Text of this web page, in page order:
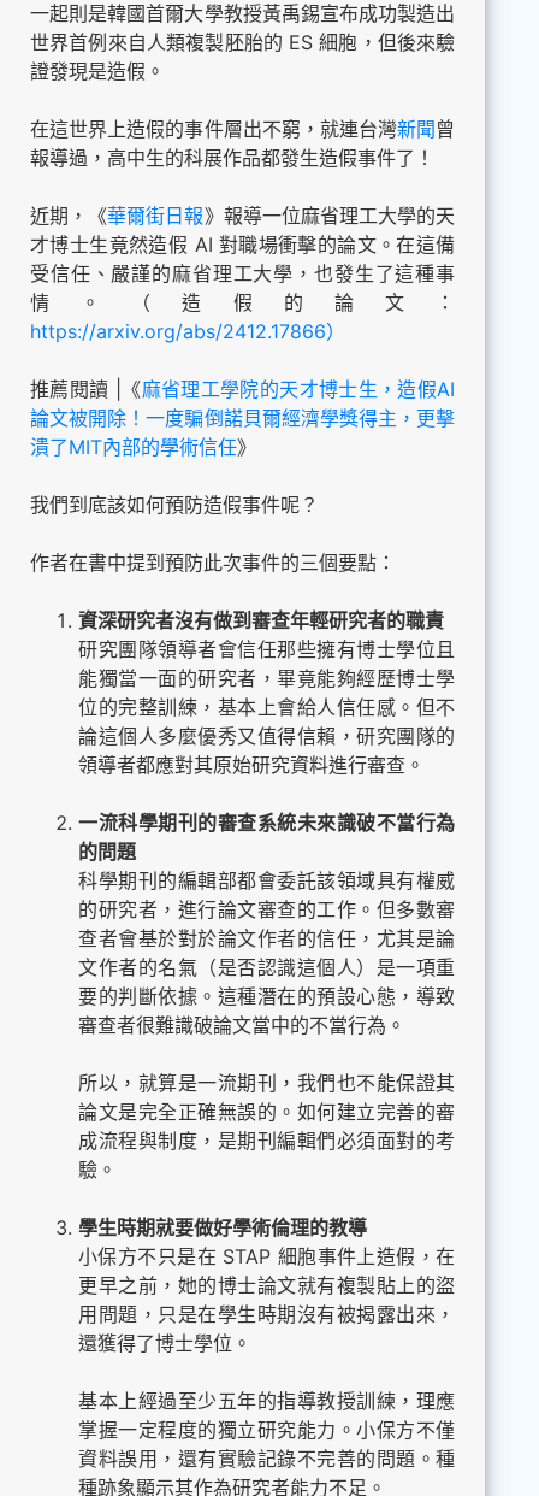
一起則是韓國首爾大學教授黃禹錫宣布成功製造出
世界首例來自人類複製胚胎的 ES 細胞，但後來驗
證發現是造假。
在這世界上造假的事件層出不窮，就連台灣新聞 曾
報導過，高中生的科展作品都發生造假事件了！
近期，《華爾街日報》報導一位麻省理工大學的天
才博士生竟然造假 AI 對職場衝擊的論文。在這備
受信任、嚴謹的麻省理工大學，也發生了這種事
情。（造假的論文：
https://arxiv.org/abs/2412.17866）
推薦閱讀 |《麻省理工學院的天才博士生，造假AI
論文被開除！一度騙倒諾貝爾經濟學獎得主，更擊
潰了MIT內部的學術信任》
我們到底該如何預防造假事件呢？
作者在書中提到預防此次事件的三個要點：
資深研究者沒有做到審查年輕研究者的職責
研究團隊領導者會信任那些擁有博士學位且
能獨當一面的研究者，畢竟能夠經歷博士學
位的完整訓練，基本上會給人信任感。但不
論這個人多麼優秀又值得信賴，研究團隊的
領導者都應對其原始研究資料進行審查。
一流科學期刊的審查系統未來識破不當行為
的問題
科學期刊的編輯部都會委託該領域具有權威
的研究者，進行論文審查的工作。但多數審
查者會基於對於論文作者的信任，尤其是論
文作者的名氣（是否認識這個人）是一項重
要的判斷依據。這種潛在的預設心態，導致
審查者很難識破論文當中的不當行為。
所以，就算是一流期刊，我們也不能保證其
論文是完全正確無誤的。如何建立完善的審
成流程與制度，是期刊編輯們必須面對的考
驗。
學生時期就要做好學術倫理的教導
小保方不只是在 STAP 細胞事件上造假，在
更早之前，她的博士論文就有複製貼上的盜
用問題，只是在學生時期沒有被揭露出來，
還獲得了博士學位。
基本上經過至少五年的指導教授訓練，理應
掌握一定程度的獨立研究能力。小保方不僅
資料誤用，還有實驗記錄不完善的問題。種
種跡象顯示其作為研究者能力不足。